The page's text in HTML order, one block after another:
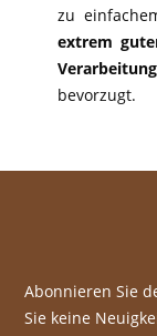
zu
extrem
Verarbeitung
bevorzugt.
Abonnieren Sie
Sie keine